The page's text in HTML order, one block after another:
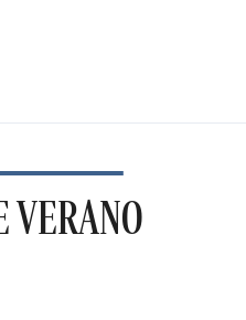
VERANO